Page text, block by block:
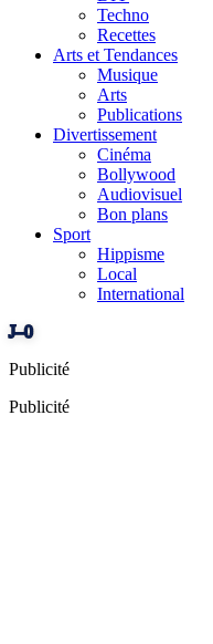
Techno
Recettes
Arts et Tendances
Musique
Arts
Publications
Divertissement
Cinéma
Bollywood
Audiovisuel
Bon plans
Sport
Hippisme
Local
International
J–0
Publicité
Publicité